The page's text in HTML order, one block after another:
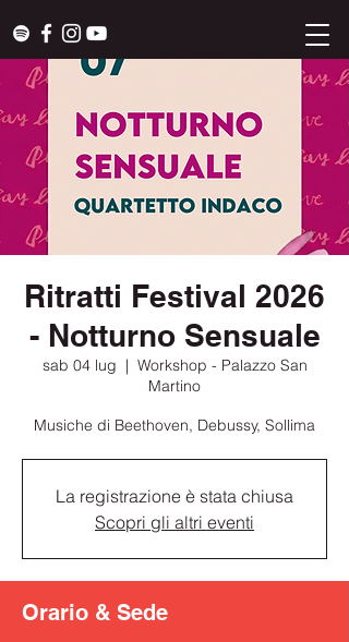
Ritratti Festival 2026
- Notturno Sensuale
sab 04 lug
  |
Workshop - Palazzo San
Martino
Musiche di Beethoven, Debussy, Sollima
La registrazione è stata chiusa
Scopri gli altri eventi
Orario & Sede